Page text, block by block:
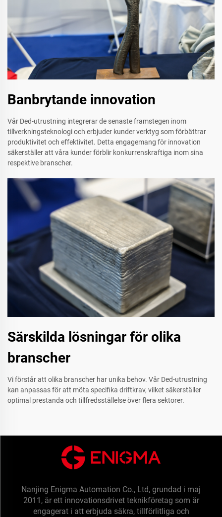
Banbrytande innovation
Vår Ded-utrustning integrerar de senaste framstegen inom
tillverkningsteknologi och erbjuder kunder verktyg som förbättrar
produktivitet och effektivitet. Detta engagemang för innovation
säkerställer att våra kunder förblir konkurrenskraftiga inom sina
respektive branscher.
Särskilda lösningar för olika
branscher
Vi förstår att olika branscher har unika behov. Vår Ded-utrustning
kan anpassas för att möta specifika driftkrav, vilket säkerställer
optimal prestanda och tillfredsställelse över flera sektorer.
Nanjing Enigma Automation Co., Ltd, grundad i maj
2011, är ett innovationsdrivet teknikföretag som är
engagerat i att erbjuda säkra, tillförlitliga och